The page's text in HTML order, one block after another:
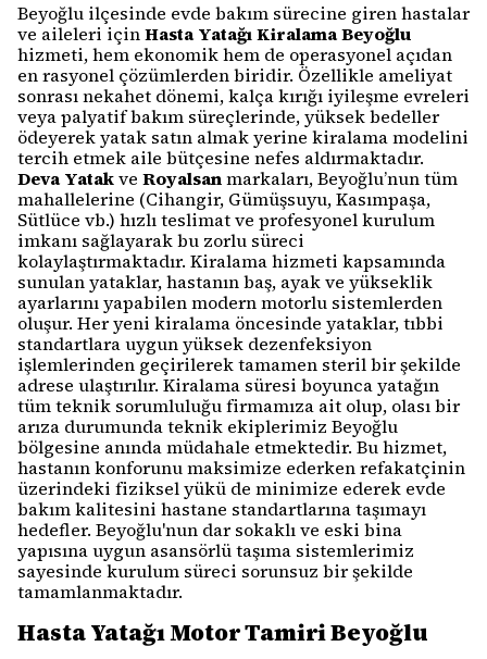
Beyoğlu ilçesinde evde bakım sürecine giren hastalar
ve aileleri içinHasta Yatağı Kiralama Beyoğlu
hizmeti, hem ekonomik hem de operasyonel açıdan
en rasyonel çözümlerden biridir. Özellikle ameliyat
sonrası nekahet dönemi, kalça kırığı iyileşme evreleri
veya palyatif bakım süreçlerinde, yüksek bedeller
ödeyerek yatak satın almak yerine kiralama modelini
tercih etmek aile bütçesine nefes aldırmaktadır.
Deva Yatakve Royalsanmarkaları, Beyoğlu’nun tüm
mahallelerine (Cihangir, Gümüşsuyu, Kasımpaşa,
Sütlüce vb.) hızlı teslimat ve profesyonel kurulum
imkanı sağlayarak bu zorlu süreci
kolaylaştırmaktadır. Kiralama hizmeti kapsamında
sunulan yataklar, hastanın baş, ayak ve yükseklik
ayarlarını yapabilen modern motorlu sistemlerden
oluşur. Her yeni kiralama öncesinde yataklar, tıbbi
standartlara uygun yüksek dezenfeksiyon
işlemlerinden geçirilerek tamamen steril bir şekilde
adrese ulaştırılır. Kiralama süresi boyunca yatağın
tüm teknik sorumluluğu firmamıza ait olup, olası bir
arıza durumunda teknik ekiplerimiz Beyoğlu
bölgesine anında müdahale etmektedir. Bu hizmet,
hastanın konforunu maksimize ederken refakatçinin
üzerindeki fiziksel yükü de minimize ederek evde
bakım kalitesini hastane standartlarına taşımayı
hedefler. Beyoğlu'nun dar sokaklı ve eski bina
yapısına uygun asansörlü taşıma sistemlerimiz
sayesinde kurulum süreci sorunsuz bir şekilde
tamamlanmaktadır.
Hasta Yatağı Motor Tamiri Beyoğlu